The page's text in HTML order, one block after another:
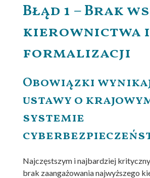
Błąd 1 – Brak
kierownictwa i
formalizacji
Obowiązki
ustawy o
systemie
Najczęstszym i najbardziej
brak zaangażowania najwyższego